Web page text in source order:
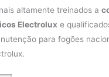
altamente treinados a
Electrolux e
para fogões